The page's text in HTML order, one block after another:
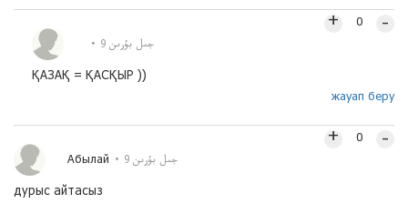
9 جىل بۇرىن
+ 0 –
ҚАЗАҚ = ҚАСҚЫР ))
жауап беру
Абылай 9 جىل بۇرىن
+ 0 –
дурыс айтасыз